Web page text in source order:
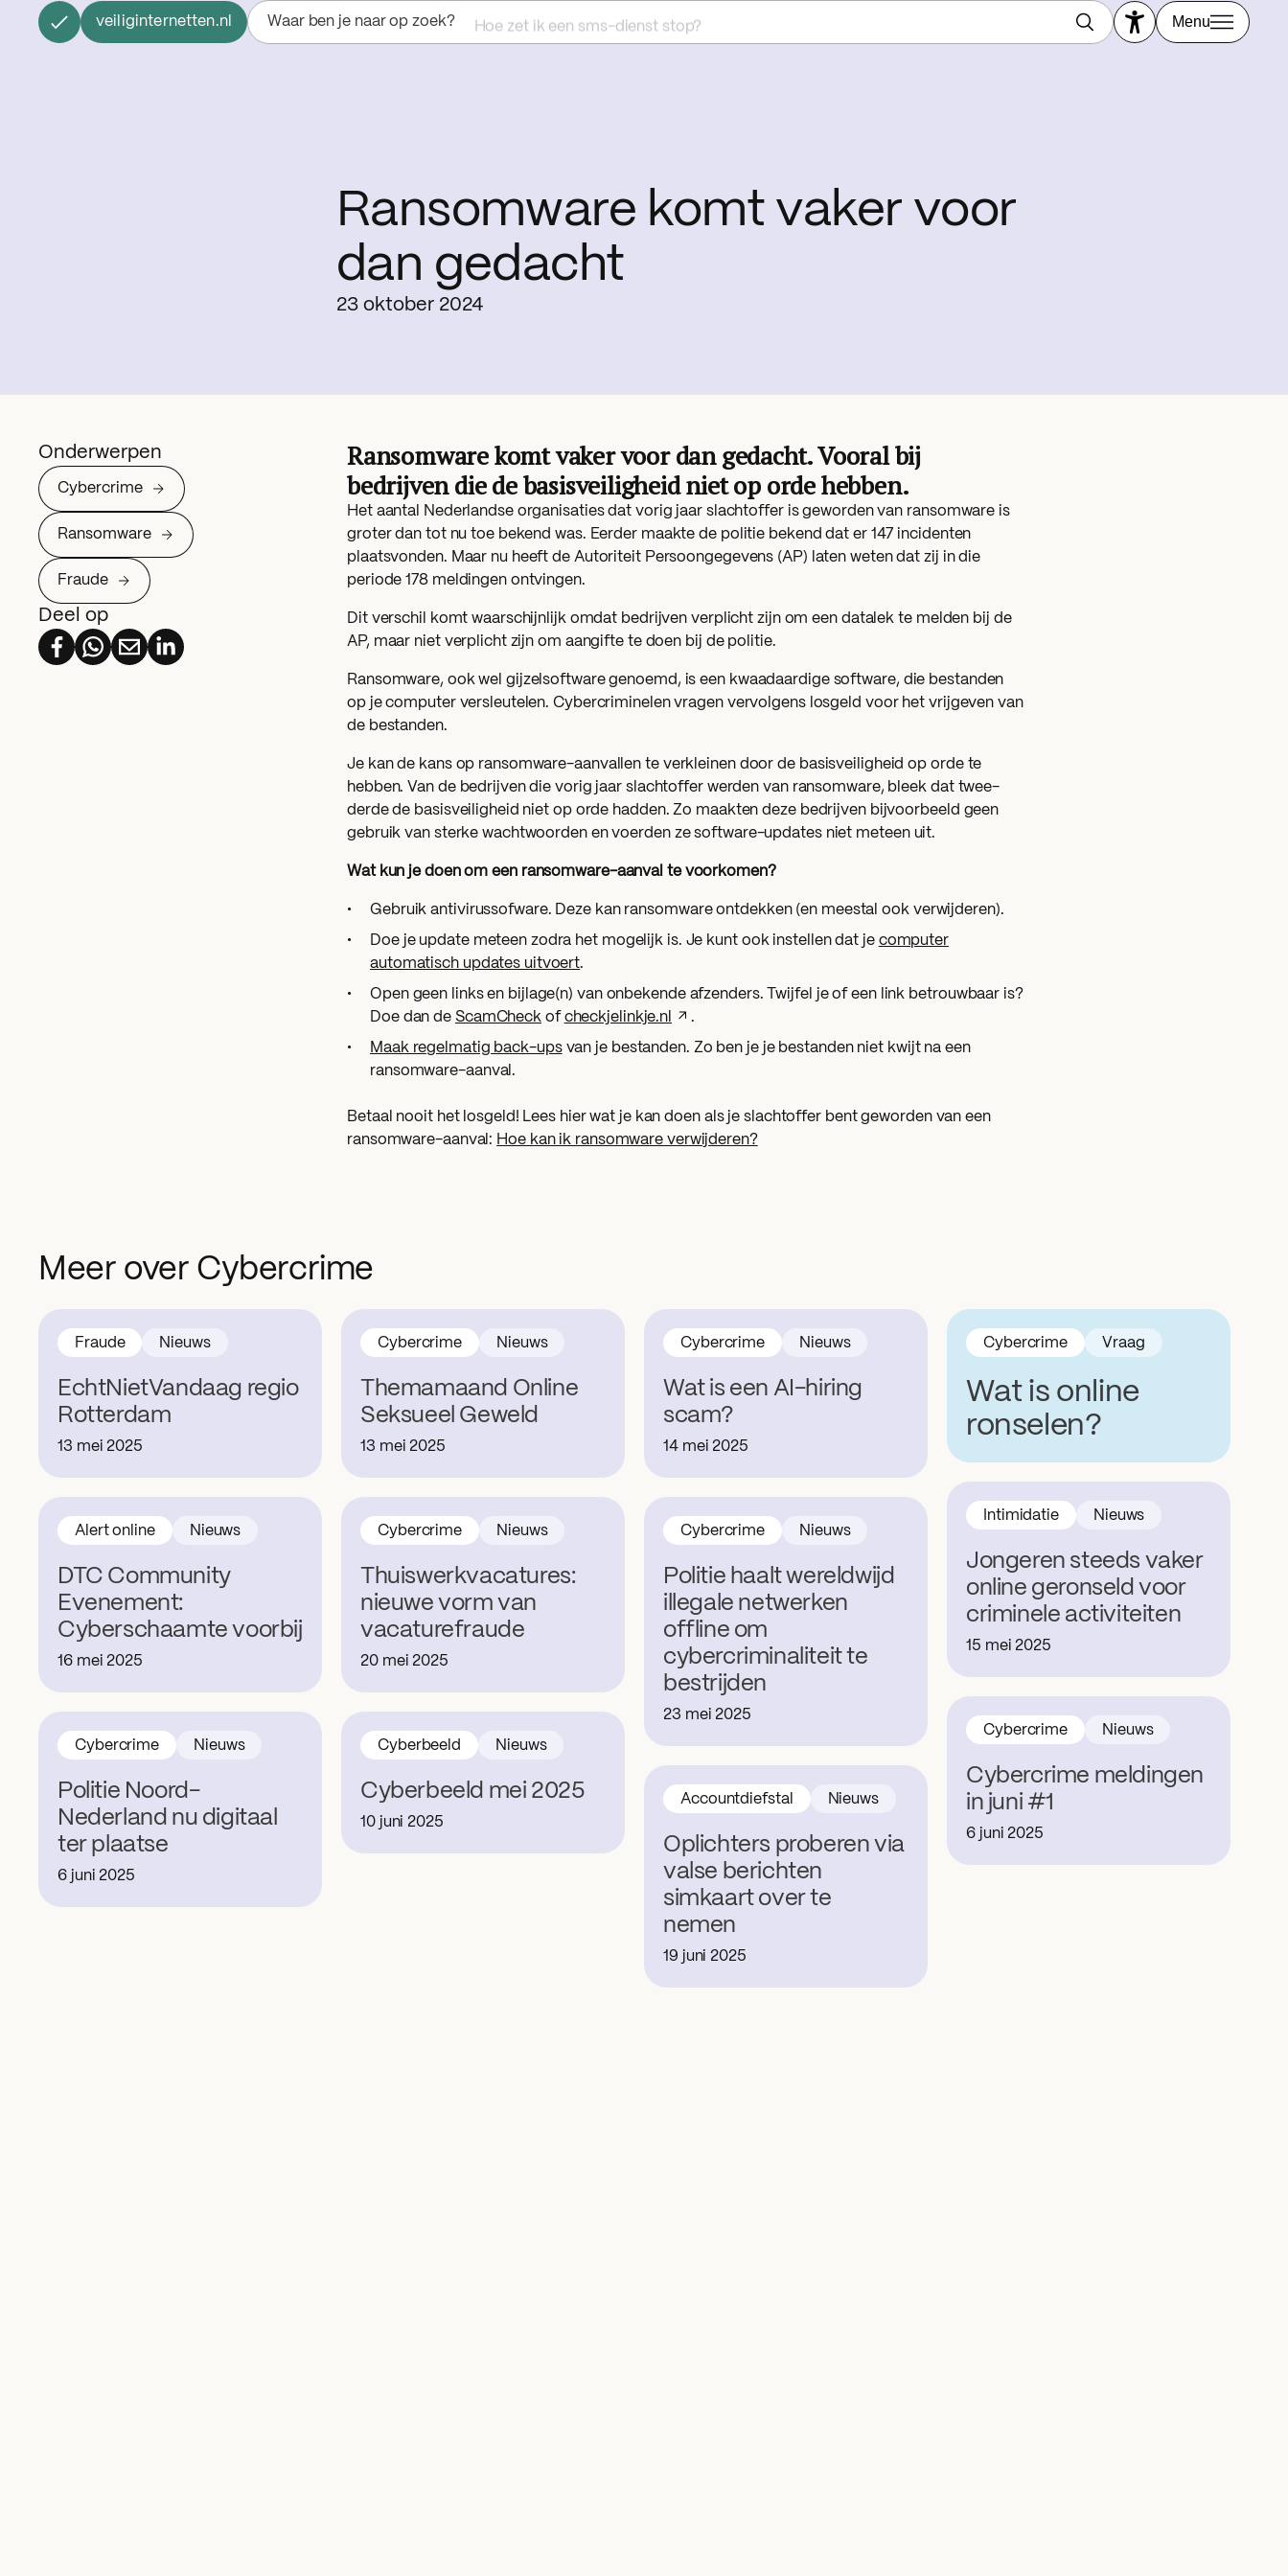
veiliginternetten.nl Waar ben je naar op zoek? Hoe zet ik een sms-dienst stop? Menu
Ransomware komt vaker voor
dan gedacht
23 oktober 2024
Ransomware komt vaker voor dan gedacht. Vooral bij
bedrijven die de basisveiligheid niet op orde hebben.
Het aantal Nederlandse organisaties dat vorig jaar slachtoffer is geworden van ransomware is
groter dan tot nu toe bekend was. Eerder maakte de politie bekend dat er 147 incidenten
plaatsvonden. Maar nu heeft de Autoriteit Persoongegevens (AP) laten weten dat zij in die
periode 178 meldingen ontvingen.
Dit verschil komt waarschijnlijk omdat bedrijven verplicht zijn om een datalek te melden bij de
AP, maar niet verplicht zijn om aangifte te doen bij de politie.
Ransomware, ook wel gijzelsoftware genoemd, is een kwaadaardige software, die bestanden
op je computer versleutelen. Cybercriminelen vragen vervolgens losgeld voor het vrijgeven van
de bestanden.
Je kan de kans op ransomware-aanvallen te verkleinen door de basisveiligheid op orde te
hebben. Van de bedrijven die vorig jaar slachtoffer werden van ransomware, bleek dat twee-
derde de basisveiligheid niet op orde hadden. Zo maakten deze bedrijven bijvoorbeeld geen
gebruik van sterke wachtwoorden en voerden ze software-updates niet meteen uit.
Wat kun je doen om een ransomware-aanval te voorkomen?
Gebruik antivirussofware. Deze kan ransomware ontdekken (en meestal ook verwijderen).
Doe je update meteen zodra het mogelijk is. Je kunt ook instellen dat je computer
automatisch updates uitvoert.
Open geen links en bijlage(n) van onbekende afzenders. Twijfel je of een link betrouwbaar is?
Doe dan de ScamCheck of checkjelinkje.nl .
Maak regelmatig back-upsvan je bestanden. Zo ben je je bestanden niet kwijt na een
ransomware-aanval.
Betaal nooit het losgeld! Lees hier wat je kan doen als je slachtoffer bent geworden van een
ransomware-aanval: Hoe kan ik ransomware verwijderen?
Onderwerpen
Cybercrime
Ransomware
Fraude
Deel op
Meer over Cybercrime
EchtNietVandaag regio
Rotterdam
Fraude Nieuws
13 mei 2025
Themamaand Online
Seksueel Geweld
Cybercrime Nieuws
13 mei 2025
Wat is een AI-hiring
scam?
Cybercrime Nieuws
14 mei 2025
Wat is online
ronselen?
Cybercrime Vraag
Jongeren steeds vaker
online geronseld voor
criminele activiteiten
Intimidatie Nieuws
15 mei 2025
DTC Community
Evenement:
Cyberschaamte voorbij
Alert online Nieuws
16 mei 2025
Thuiswerkvacatures:
nieuwe vorm van
vacaturefraude
Cybercrime Nieuws
20 mei 2025
Politie haalt wereldwijd
illegale netwerken
offline om
cybercriminaliteit te
bestrijden
Cybercrime Nieuws
23 mei 2025
Cybercrime meldingen
in juni #1
Cybercrime Nieuws
6 juni 2025
Politie Noord-
Nederland nu digitaal
ter plaatse
Cybercrime Nieuws
6 juni 2025
Cyberbeeld mei 2025
Cyberbeeld Nieuws
10 juni 2025
Oplichters proberen via
valse berichten
simkaart over te
nemen
Accountdiefstal Nieuws
19 juni 2025